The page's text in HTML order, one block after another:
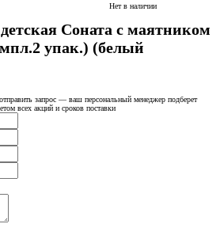
Нет в наличии
Соната с маятником
упак.) (белый
запрос — ваш персональный менеджер подберет
всех акций и сроков поставки